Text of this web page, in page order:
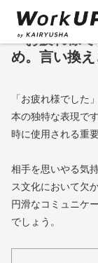
「お疲れ様
め。言い換
「お疲れ様でした
本の独特な表現で
時に使用される重
相手を思いやる気
ス文化において欠
円滑なコミュニケ
でしょう。